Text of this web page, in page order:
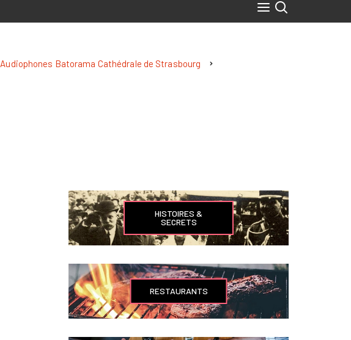
Audiophones Batorama Cathédrale de Strasbourg
HISTOIRES &
SECRETS
RESTAURANTS